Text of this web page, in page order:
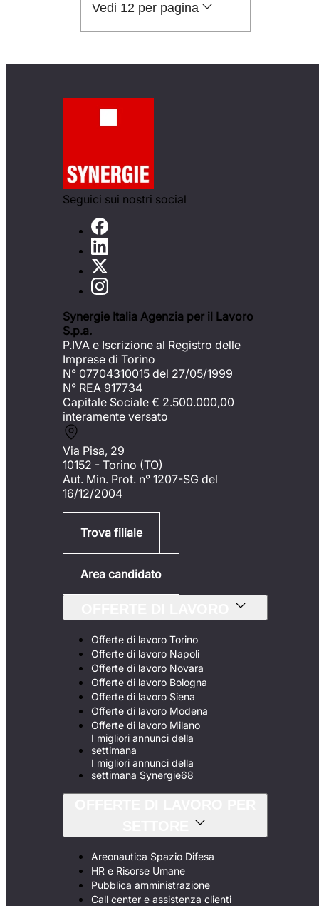
Vedi 12 per pagina
Seguici sui nostri social
Synergie Italia Agenzia per il Lavoro
S.p.a.
P.IVA e Iscrizione al Registro delle
Imprese di Torino
N° 07704310015 del 27/05/1999
N° REA 917734
Capitale Sociale € 2.500.000,00
interamente versato
Via Pisa, 29
10152 - Torino (TO)
Aut. Min. Prot. n° 1207-SG del
16/12/2004
Trova filiale
Area candidato
Offerte di lavoro Torino
Offerte di lavoro Napoli
Offerte di lavoro Novara
Offerte di lavoro Bologna
Offerte di lavoro Siena
Offerte di lavoro Modena
Offerte di lavoro Milano
I migliori annunci della
settimana
I migliori annunci della
settimana Synergie68
Areonautica Spazio Difesa
HR e Risorse Umane
Pubblica amministrazione
Call center e assistenza clienti